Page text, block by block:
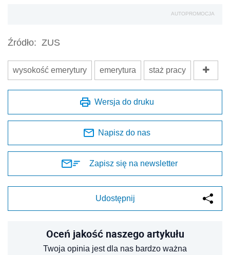
AUTOPROMOCJA
Źródło: ZUS
wysokość emerytury emerytura staż pracy
Wersja do druku
Napisz do nas
Zapisz się na newsletter
Udostępnij
Oceń jakość naszego artykułu
Twoja opinia jest dla nas bardzo ważna